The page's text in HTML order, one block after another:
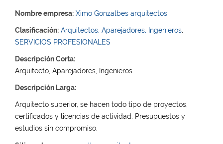
Nombre empresa: Ximo Gonzalbes arquitectos
Clasificación: Arquitectos, Aparejadores, Ingenieros
SERVICIOS PROFESIONALES
Descripción Corta:
Arquitecto, Aparejadores, Ingenieros
Descripción Larga:
Arquitecto superior, se hacen todo tipo de proyectos,
certificados y licencias de actividad. Presupuestos y
estudios sin compromiso.